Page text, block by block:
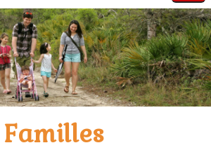
Familles